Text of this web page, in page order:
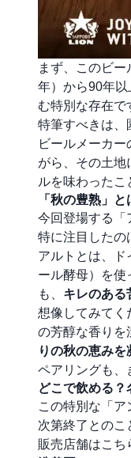
まず、このビー
年）から90年
む特別な存在で
特筆すべきは、
ビールメーカ
がら、その土地
ルを味わったこ
「秋の豊熟」
今回登場する「
特に注目したの
アルトとは、ド
ール酵母）を使
も、 キレのある
想像してみてく
の芳醇な香りを
りの秋の恵み
ペアリングも、
どこで飲める？
この特別な「
次第終了とのこ
販売店舗はこち